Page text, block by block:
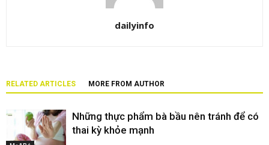
dailyinfo
RELATED ARTICLES MORE FROM AUTHOR
Những thực phẩm bà bầu nên tránh để có
thai kỳ khỏe mạnh